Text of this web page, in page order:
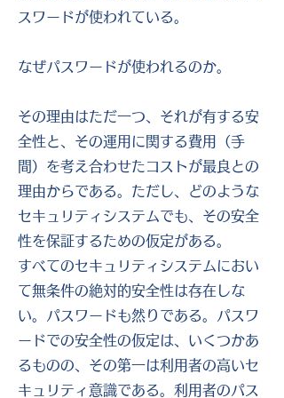
スワードが使われている。
なぜパスワードが使われるのか。
その理由はただ一つ、それが有する安
全性と、その運用に関する費用（手
間）を考え合わせたコストが最良との
理由からである。ただし、どのような
セキュリティシステムでも、その安全
性を保証するための仮定がある。
すべてのセキュリティシステムにおい
て無条件の絶対的安全性は存在しな
い。パスワードも然りである。パスワ
ードでの安全性の仮定は、いくつかあ
るものの、その第一は利用者の高いセ
キュリティ意識である。利用者のパス